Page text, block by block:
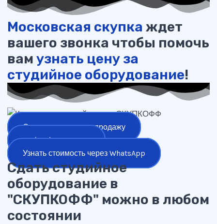
Московская скупка ждет
вашего звонка чтобы помочь
вам узнать цену за
студийное оборудование!
Оставить заявку на продажу
+7 (977) 777-25-24
Узнать стоимость через WhatsApp
Сдать студийное
оборудование в
"СКУПКОФФ" можно в любом
состоянии